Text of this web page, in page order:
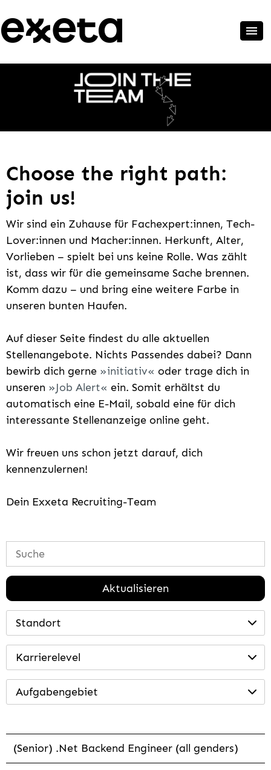
Choose the right path:
join us!
Wir sind ein Zuhause für Fachexpert:innen, Tech-
Lover:innen und Macher:innen. Herkunft, Alter,
Vorlieben – spielt bei uns keine Rolle. Was zählt
ist, dass wir für die gemeinsame Sache brennen.
Komm dazu – und bring eine weitere Farbe in
unseren bunten Haufen.
Auf dieser Seite findest du alle aktuellen
Stellenangebote. Nichts Passendes dabei? Dann
bewirb dich gerne
initiativ
oder trage dich in
unseren
Job Alert
ein. Somit erhältst du
automatisch eine E-Mail, sobald eine für dich
interessante Stellenanzeige online geht.
Wir freuen uns schon jetzt darauf, dich
kennenzulernen!
Dein Exxeta Recruiting-Team
Aktualisieren
Standort
Karrierelevel
Aufgabengebiet
(Senior) .Net Backend Engineer (all genders)